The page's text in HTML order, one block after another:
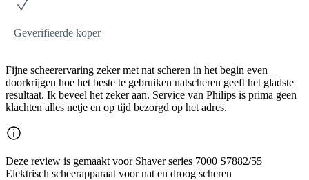
Geverifieerde koper
Fijne scheerervaring zeker met nat scheren in het begin even
doorkrijgen hoe het beste te gebruiken natscheren geeft het gladste
resultaat. Ik beveel het zeker aan. Service van Philips is prima geen
klachten alles netje en op tijd bezorgd op het adres.
Deze review is gemaakt voor Shaver series 7000 S7882/55
Elektrisch scheerapparaat voor nat en droog scheren